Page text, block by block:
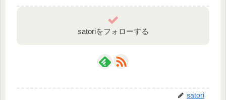
satoriをフォローする
satori